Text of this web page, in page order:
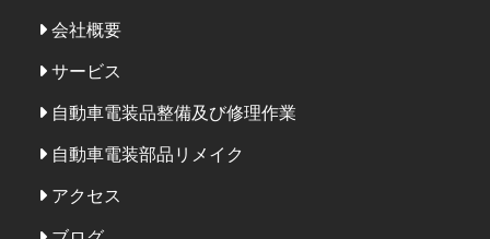
会社概要
サービス
自動車電装品整備及び修理作業
自動車電装部品リメイク
アクセス